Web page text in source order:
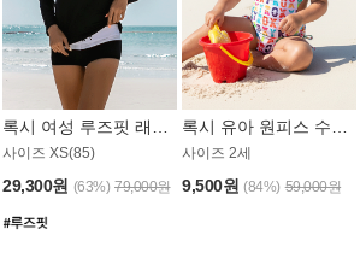
사이즈 XS(85)
29,300원 (63%) 79,000원
사이즈 2세
9,500원 (84%) 59,000원